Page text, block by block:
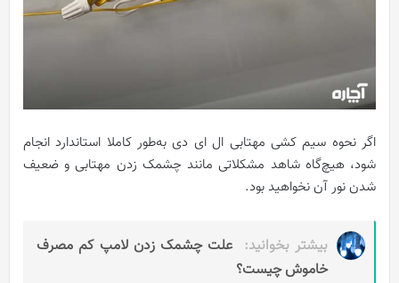
اگر نحوه سیم کشی مهتابی ال ای دی به‌طور کاملا استاندارد انجام
شود، هیچ‌گاه شاهد مشکلاتی مانند چشمک زدن مهتابی و ضعیف
شدن نور آن نخواهید بود.
بیشتر بخوانید: علت چشمک زدن لامپ کم مصرف
خاموش چیست؟